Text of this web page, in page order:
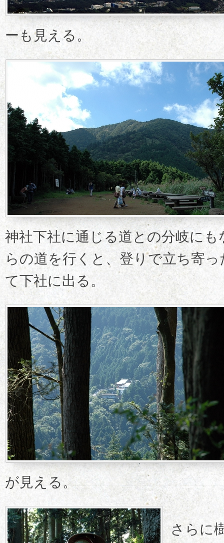
ーも見える。
神社下社に通じる道との分岐に
らの道を行くと、登りで立ち寄
て下社に出る。
が見える。
さらに